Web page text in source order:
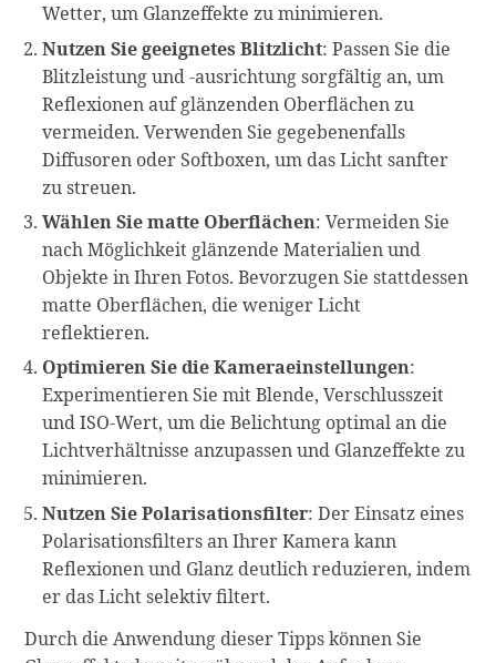
Wetter, um Glanzeffekte zu minimieren.
Nutzen Sie geeignetes Blitzlicht: Passen Sie die
Blitzleistung und -ausrichtung sorgfältig an, um
Reflexionen auf glänzenden Oberflächen zu
vermeiden. Verwenden Sie gegebenenfalls
Diffusoren oder Softboxen, um das Licht sanfter
zu streuen.
Wählen Sie matte Oberflächen: Vermeiden Sie
nach Möglichkeit glänzende Materialien und
Objekte in Ihren Fotos. Bevorzugen Sie stattdessen
matte Oberflächen, die weniger Licht
reflektieren.
Optimieren Sie die Kameraeinstellungen:
Experimentieren Sie mit Blende, Verschlusszeit
und ISO-Wert, um die Belichtung optimal an die
Lichtverhältnisse anzupassen und Glanzeffekte zu
minimieren.
Nutzen Sie Polarisationsfilter: Der Einsatz eines
Polarisationsfilters an Ihrer Kamera kann
Reflexionen und Glanz deutlich reduzieren, indem
er das Licht selektiv filtert.
Durch die Anwendung dieser Tipps können Sie